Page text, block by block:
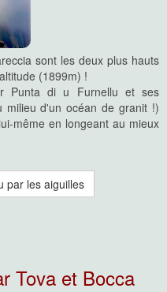
sont les deux plus hauts
(1899m) !
Punta di u Furnellu et ses
milieu d'un océan de granit !)
même en longeant au mieux
par les aiguilles
Tova et Bocca